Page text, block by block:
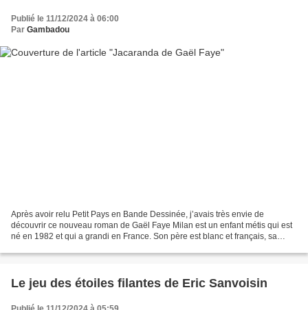
Publié le 11/12/2024 à 06:00
Par Gambadou
Après avoir relu Petit Pays en Bande Dessinée, j’avais très envie de
découvrir ce nouveau roman de Gaël Faye Milan est un enfant métis qui est
né en 1982 et qui a grandi en France. Son père est blanc et français, sa
Le jeu des étoiles filantes de Eric Sanvoisin